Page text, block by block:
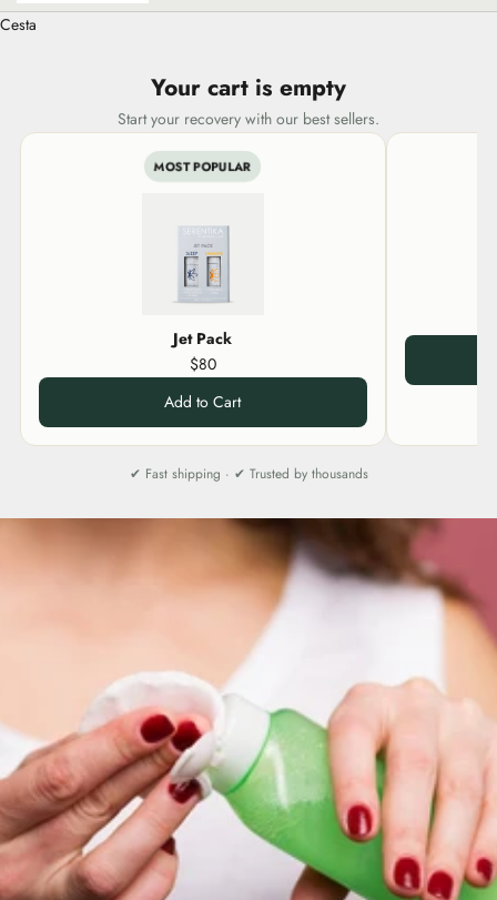
Cesta
Your cart is empty
Start your recovery with our best sellers.
MOST POPULAR
Jet Pack
$80
Add to Cart
✔ Fast shipping · ✔ Trusted by thousands